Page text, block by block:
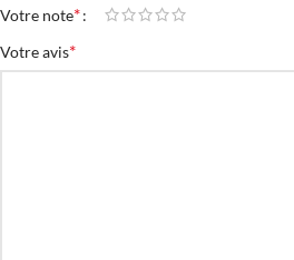
Votre note*
Votre avis*